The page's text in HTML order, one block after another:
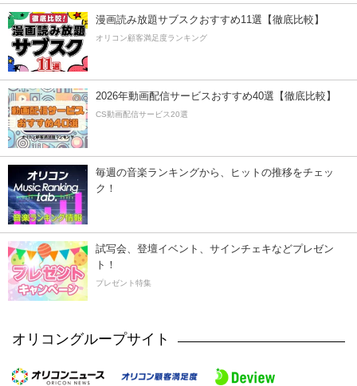
漫画読み放題サブスクおすすめ11選【徹底比較】
オリコン顧客満足度ランキング
2026年動画配信サービスおすすめ40選【徹底比較】
CS動画配信サービス20選
毎週の音楽ランキングから、ヒットの推移をチェッ
ク！
試写会、登壇イベント、サインチェキなどプレゼン
ト！
プレゼント特集
オリコングループサイト